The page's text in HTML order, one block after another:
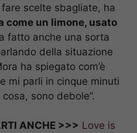
scelte sbagliate, ha
come un limone, usato
fatto anche una sorta
della situazione
ha spiegato com’è
mi parli in cinque minuti
sono debole”.
ANCHE >>> Love is